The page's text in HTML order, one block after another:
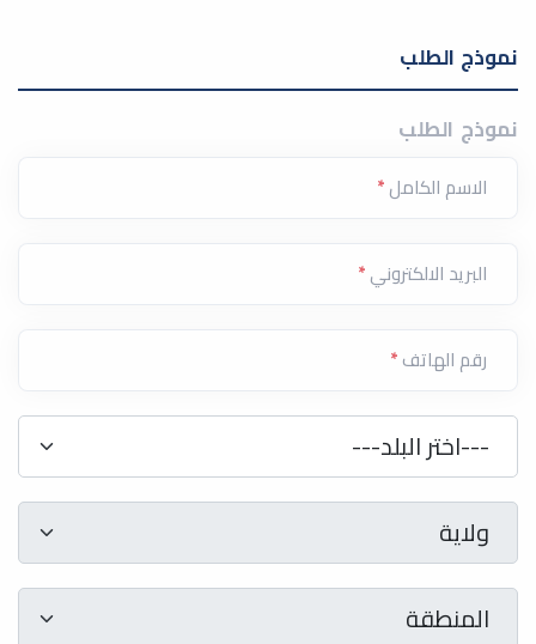
نموذج الطلب
نموذج الطلب
الاسم الكامل*
البريد الالكتروني*
رقم الهاتف*
---اختر البلد---
ولاية
المنطقة
المنطقة